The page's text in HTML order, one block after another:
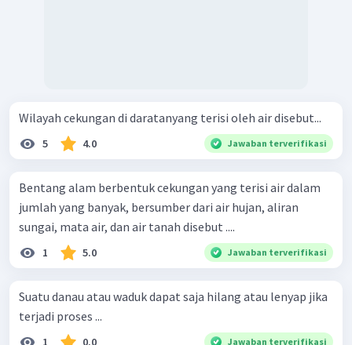
Wilayah cekungan di daratanyang terisi oleh air disebut...
5 4.0 Jawaban terverifikasi
Bentang alam berbentuk cekungan yang terisi air dalam
jumlah yang banyak, bersumber dari air hujan, aliran
sungai, mata air, dan air tanah disebut ....
1 5.0 Jawaban terverifikasi
Suatu danau atau waduk dapat saja hilang atau lenyap jika
terjadi proses ...
1 0.0 Jawaban terverifikasi